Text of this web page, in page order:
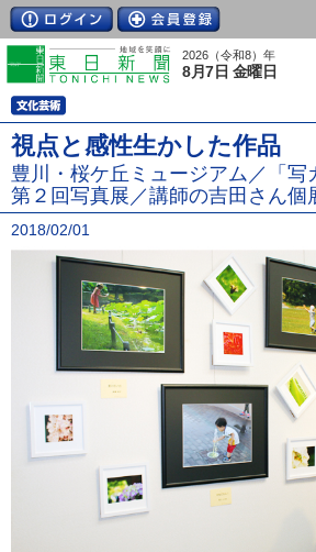
2026（令和8）年
8月7日 金曜日
視点と感性生かした作品
豊川・桜ケ丘ミュージアム／「写
第２回写真展／講師の吉田さん個
2018/02/01